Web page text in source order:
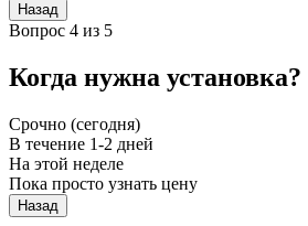
Назад
Вопрос 4 из 5
Когда нужна установка?
Срочно (сегодня)
В течение 1-2 дней
На этой неделе
Пока просто узнать цену
Назад